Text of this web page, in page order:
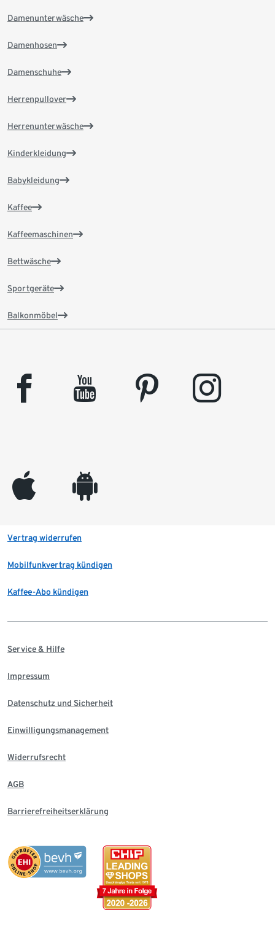
Damenunterwäsche
Damenhosen
Damenschuhe
Herrenpullover
Herrenunterwäsche
Kinderkleidung
Babykleidung
Kaffee
Kaffeemaschinen
Bettwäsche
Sportgeräte
Balkonmöbel
facebook youtube pinterest instagram
appleinc android
Vertrag widerrufen
Mobilfunkvertrag kündigen
Kaffee-Abo kündigen
Service & Hilfe
Impressum
Datenschutz und Sicherheit
Einwilligungsmanagement
Widerrufsrecht
AGB
Barrierefreiheitserklärung